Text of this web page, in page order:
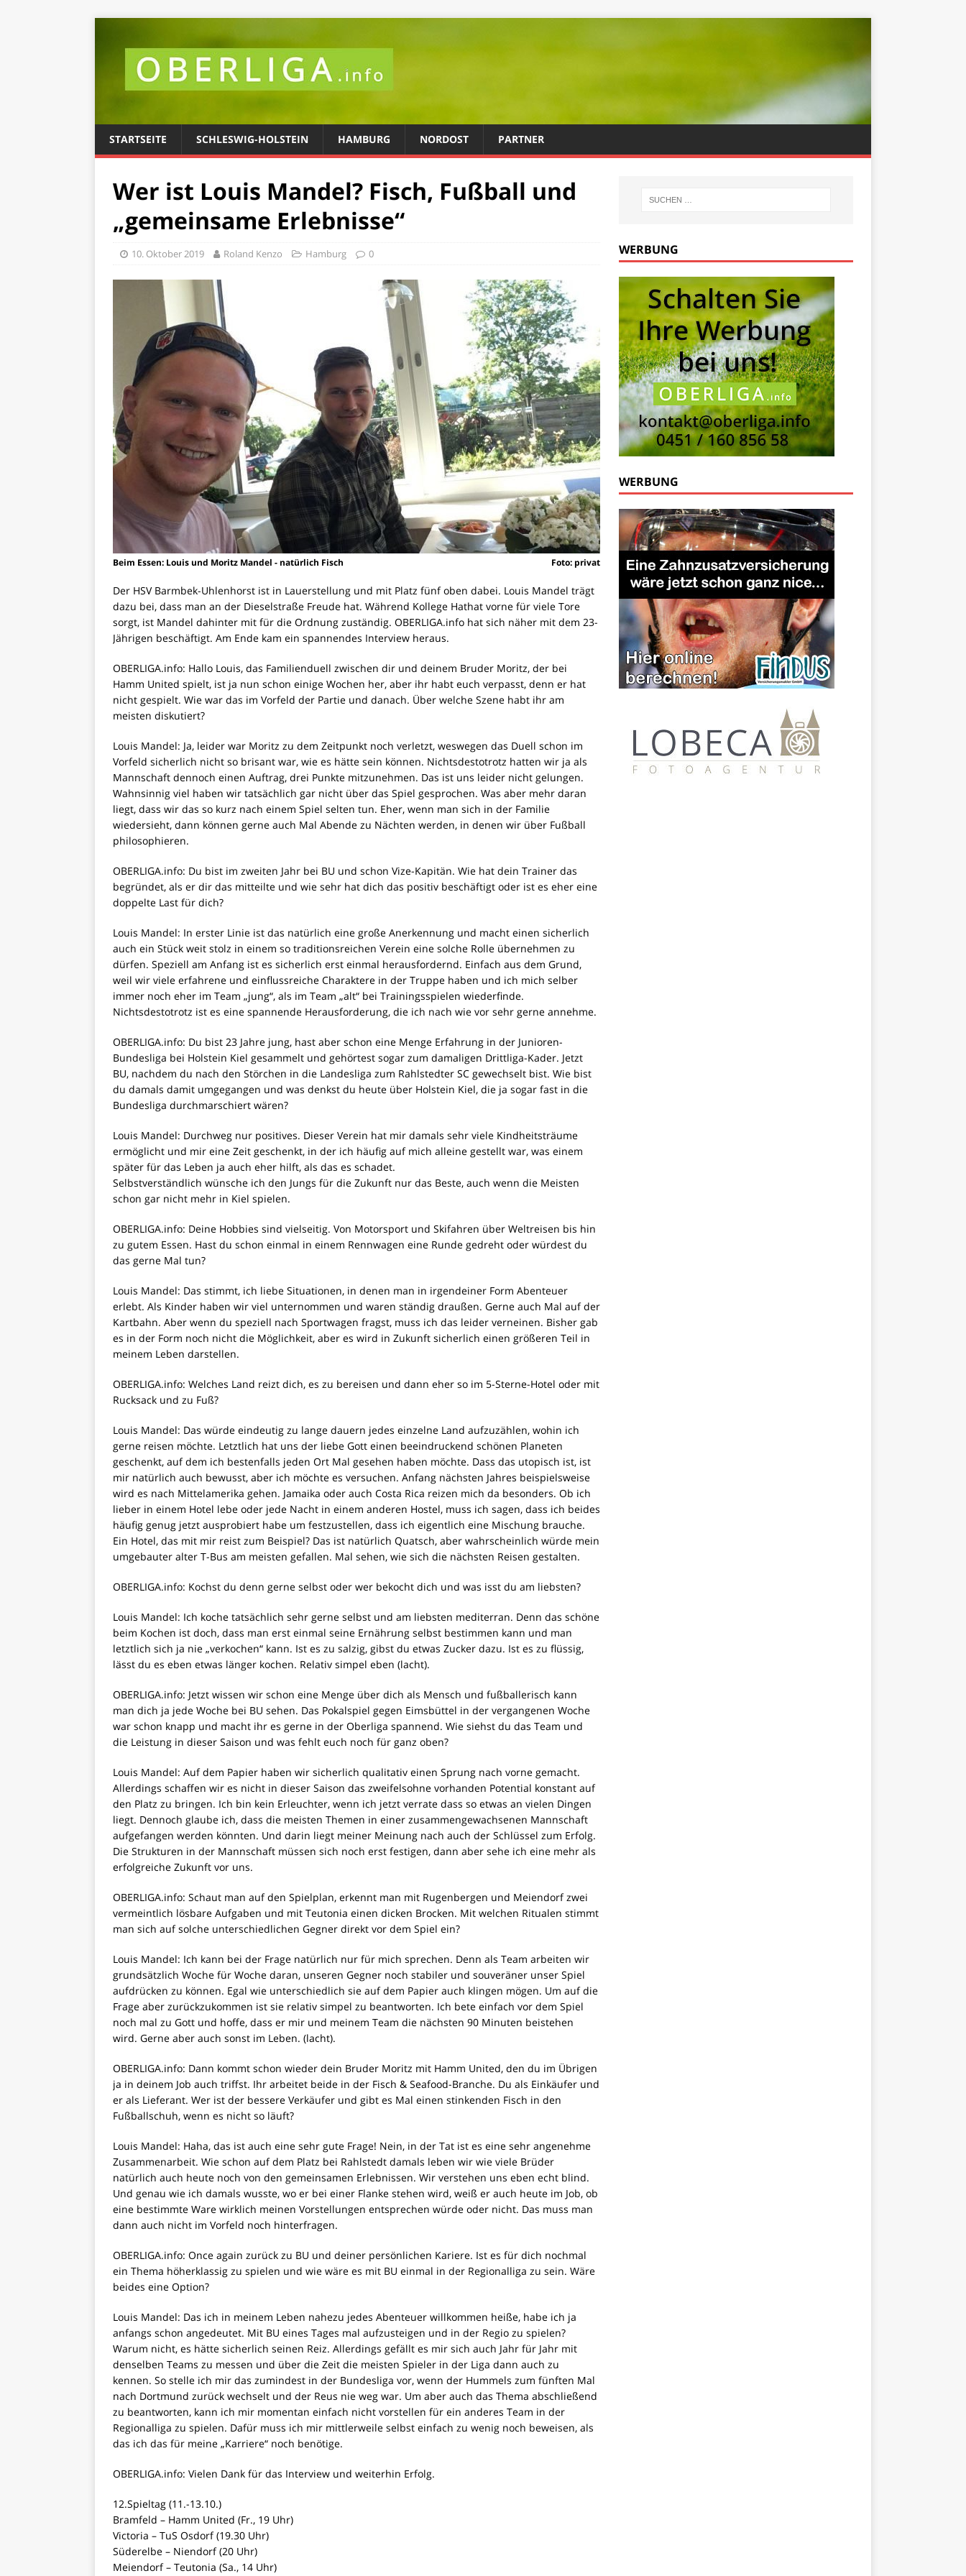
STARTSEITE SCHLESWIG-HOLSTEIN HAMBURG NORDOST PARTNER
Wer ist Louis Mandel? Fisch, Fußball und
„gemeinsame Erlebnisse“
10. Oktober 2019 Roland Kenzo Hamburg 0
Beim Essen: Louis und Moritz Mandel - natürlich Fisch Foto: privat
Der HSV Barmbek-Uhlenhorst ist in Lauerstellung und mit Platz fünf oben dabei. Louis Mandel trägt
dazu bei, dass man an der Dieselstraße Freude hat. Während Kollege Hathat vorne für viele Tore
sorgt, ist Mandel dahinter mit für die Ordnung zuständig. OBERLIGA.info hat sich näher mit dem 23-
Jährigen beschäftigt. Am Ende kam ein spannendes Interview heraus.
OBERLIGA.info: Hallo Louis, das Familienduell zwischen dir und deinem Bruder Moritz, der bei
Hamm United spielt, ist ja nun schon einige Wochen her, aber ihr habt euch verpasst, denn er hat
nicht gespielt. Wie war das im Vorfeld der Partie und danach. Über welche Szene habt ihr am
meisten diskutiert?
Louis Mandel: Ja, leider war Moritz zu dem Zeitpunkt noch verletzt, weswegen das Duell schon im
Vorfeld sicherlich nicht so brisant war, wie es hätte sein können. Nichtsdestotrotz hatten wir ja als
Mannschaft dennoch einen Auftrag, drei Punkte mitzunehmen. Das ist uns leider nicht gelungen.
Wahnsinnig viel haben wir tatsächlich gar nicht über das Spiel gesprochen. Was aber mehr daran
liegt, dass wir das so kurz nach einem Spiel selten tun. Eher, wenn man sich in der Familie
wiedersieht, dann können gerne auch Mal Abende zu Nächten werden, in denen wir über Fußball
philosophieren.
OBERLIGA.info: Du bist im zweiten Jahr bei BU und schon Vize-Kapitän. Wie hat dein Trainer das
begründet, als er dir das mitteilte und wie sehr hat dich das positiv beschäftigt oder ist es eher eine
doppelte Last für dich?
Louis Mandel: In erster Linie ist das natürlich eine große Anerkennung und macht einen sicherlich
auch ein Stück weit stolz in einem so traditionsreichen Verein eine solche Rolle übernehmen zu
dürfen. Speziell am Anfang ist es sicherlich erst einmal herausfordernd. Einfach aus dem Grund,
weil wir viele erfahrene und einflussreiche Charaktere in der Truppe haben und ich mich selber
immer noch eher im Team „jung“, als im Team „alt“ bei Trainingsspielen wiederfinde.
Nichtsdestotrotz ist es eine spannende Herausforderung, die ich nach wie vor sehr gerne annehme.
OBERLIGA.info: Du bist 23 Jahre jung, hast aber schon eine Menge Erfahrung in der Junioren-
Bundesliga bei Holstein Kiel gesammelt und gehörtest sogar zum damaligen Drittliga-Kader. Jetzt
BU, nachdem du nach den Störchen in die Landesliga zum Rahlstedter SC gewechselt bist. Wie bist
du damals damit umgegangen und was denkst du heute über Holstein Kiel, die ja sogar fast in die
Bundesliga durchmarschiert wären?
Louis Mandel: Durchweg nur positives. Dieser Verein hat mir damals sehr viele Kindheitsträume
ermöglicht und mir eine Zeit geschenkt, in der ich häufig auf mich alleine gestellt war, was einem
später für das Leben ja auch eher hilft, als das es schadet.
Selbstverständlich wünsche ich den Jungs für die Zukunft nur das Beste, auch wenn die Meisten
schon gar nicht mehr in Kiel spielen.
OBERLIGA.info: Deine Hobbies sind vielseitig. Von Motorsport und Skifahren über Weltreisen bis hin
zu gutem Essen. Hast du schon einmal in einem Rennwagen eine Runde gedreht oder würdest du
das gerne Mal tun?
Louis Mandel: Das stimmt, ich liebe Situationen, in denen man in irgendeiner Form Abenteuer
erlebt. Als Kinder haben wir viel unternommen und waren ständig draußen. Gerne auch Mal auf der
Kartbahn. Aber wenn du speziell nach Sportwagen fragst, muss ich das leider verneinen. Bisher gab
es in der Form noch nicht die Möglichkeit, aber es wird in Zukunft sicherlich einen größeren Teil in
meinem Leben darstellen.
OBERLIGA.info: Welches Land reizt dich, es zu bereisen und dann eher so im 5-Sterne-Hotel oder mit
Rucksack und zu Fuß?
Louis Mandel: Das würde eindeutig zu lange dauern jedes einzelne Land aufzuzählen, wohin ich
gerne reisen möchte. Letztlich hat uns der liebe Gott einen beeindruckend schönen Planeten
geschenkt, auf dem ich bestenfalls jeden Ort Mal gesehen haben möchte. Dass das utopisch ist, ist
mir natürlich auch bewusst, aber ich möchte es versuchen. Anfang nächsten Jahres beispielsweise
wird es nach Mittelamerika gehen. Jamaika oder auch Costa Rica reizen mich da besonders. Ob ich
lieber in einem Hotel lebe oder jede Nacht in einem anderen Hostel, muss ich sagen, dass ich beides
häufig genug jetzt ausprobiert habe um festzustellen, dass ich eigentlich eine Mischung brauche.
Ein Hotel, das mit mir reist zum Beispiel? Das ist natürlich Quatsch, aber wahrscheinlich würde mein
umgebauter alter T-Bus am meisten gefallen. Mal sehen, wie sich die nächsten Reisen gestalten.
OBERLIGA.info: Kochst du denn gerne selbst oder wer bekocht dich und was isst du am liebsten?
Louis Mandel: Ich koche tatsächlich sehr gerne selbst und am liebsten mediterran. Denn das schöne
beim Kochen ist doch, dass man erst einmal seine Ernährung selbst bestimmen kann und man
letztlich sich ja nie „verkochen“ kann. Ist es zu salzig, gibst du etwas Zucker dazu. Ist es zu flüssig,
lässt du es eben etwas länger kochen. Relativ simpel eben (lacht).
OBERLIGA.info: Jetzt wissen wir schon eine Menge über dich als Mensch und fußballerisch kann
man dich ja jede Woche bei BU sehen. Das Pokalspiel gegen Eimsbüttel in der vergangenen Woche
war schon knapp und macht ihr es gerne in der Oberliga spannend. Wie siehst du das Team und
die Leistung in dieser Saison und was fehlt euch noch für ganz oben?
Louis Mandel: Auf dem Papier haben wir sicherlich qualitativ einen Sprung nach vorne gemacht.
Allerdings schaffen wir es nicht in dieser Saison das zweifelsohne vorhanden Potential konstant auf
den Platz zu bringen. Ich bin kein Erleuchter, wenn ich jetzt verrate dass so etwas an vielen Dingen
liegt. Dennoch glaube ich, dass die meisten Themen in einer zusammengewachsenen Mannschaft
aufgefangen werden könnten. Und darin liegt meiner Meinung nach auch der Schlüssel zum Erfolg.
Die Strukturen in der Mannschaft müssen sich noch erst festigen, dann aber sehe ich eine mehr als
erfolgreiche Zukunft vor uns.
OBERLIGA.info: Schaut man auf den Spielplan, erkennt man mit Rugenbergen und Meiendorf zwei
vermeintlich lösbare Aufgaben und mit Teutonia einen dicken Brocken. Mit welchen Ritualen stimmt
man sich auf solche unterschiedlichen Gegner direkt vor dem Spiel ein?
Louis Mandel: Ich kann bei der Frage natürlich nur für mich sprechen. Denn als Team arbeiten wir
grundsätzlich Woche für Woche daran, unseren Gegner noch stabiler und souveräner unser Spiel
aufdrücken zu können. Egal wie unterschiedlich sie auf dem Papier auch klingen mögen. Um auf die
Frage aber zurückzukommen ist sie relativ simpel zu beantworten. Ich bete einfach vor dem Spiel
noch mal zu Gott und hoffe, dass er mir und meinem Team die nächsten 90 Minuten beistehen
wird. Gerne aber auch sonst im Leben. (lacht).
OBERLIGA.info: Dann kommt schon wieder dein Bruder Moritz mit Hamm United, den du im Übrigen
ja in deinem Job auch triffst. Ihr arbeitet beide in der Fisch & Seafood-Branche. Du als Einkäufer und
er als Lieferant. Wer ist der bessere Verkäufer und gibt es Mal einen stinkenden Fisch in den
Fußballschuh, wenn es nicht so läuft?
Louis Mandel: Haha, das ist auch eine sehr gute Frage! Nein, in der Tat ist es eine sehr angenehme
Zusammenarbeit. Wie schon auf dem Platz bei Rahlstedt damals leben wir wie viele Brüder
natürlich auch heute noch von den gemeinsamen Erlebnissen. Wir verstehen uns eben echt blind.
Und genau wie ich damals wusste, wo er bei einer Flanke stehen wird, weiß er auch heute im Job, ob
eine bestimmte Ware wirklich meinen Vorstellungen entsprechen würde oder nicht. Das muss man
dann auch nicht im Vorfeld noch hinterfragen.
OBERLIGA.info: Once again zurück zu BU und deiner persönlichen Kariere. Ist es für dich nochmal
ein Thema höherklassig zu spielen und wie wäre es mit BU einmal in der Regionalliga zu sein. Wäre
beides eine Option?
Louis Mandel: Das ich in meinem Leben nahezu jedes Abenteuer willkommen heiße, habe ich ja
anfangs schon angedeutet. Mit BU eines Tages mal aufzusteigen und in der Regio zu spielen?
Warum nicht, es hätte sicherlich seinen Reiz. Allerdings gefällt es mir sich auch Jahr für Jahr mit
denselben Teams zu messen und über die Zeit die meisten Spieler in der Liga dann auch zu
kennen. So stelle ich mir das zumindest in der Bundesliga vor, wenn der Hummels zum fünften Mal
nach Dortmund zurück wechselt und der Reus nie weg war. Um aber auch das Thema abschließend
zu beantworten, kann ich mir momentan einfach nicht vorstellen für ein anderes Team in der
Regionalliga zu spielen. Dafür muss ich mir mittlerweile selbst einfach zu wenig noch beweisen, als
das ich das für meine „Karriere“ noch benötige.
OBERLIGA.info: Vielen Dank für das Interview und weiterhin Erfolg.
12.Spieltag (11.-13.10.)
Bramfeld – Hamm United (Fr., 19 Uhr)
Victoria – TuS Osdorf (19.30 Uhr)
Süderelbe – Niendorf (20 Uhr)
Meiendorf – Teutonia (Sa., 14 Uhr)
WERBUNG
WERBUNG